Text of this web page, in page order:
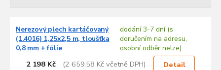
Nerezový plech kartáčovaný
(1.4016) 1,25x2,5 m, tloušťka
0,8 mm + fólie
dodání 3-7 dní (s
doručením na adresu,
osobní odběr nelze)
2 198 Kč (2 659,58 Kč včetně DPH) Detail